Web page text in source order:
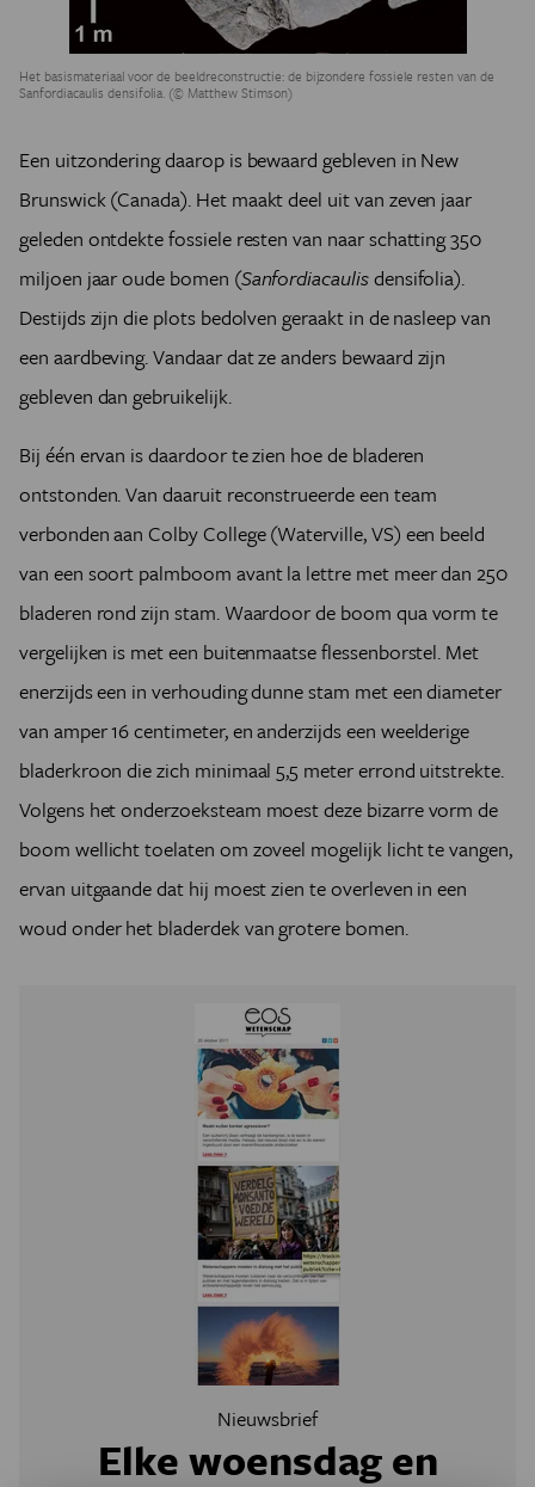
Het basismateriaal voor de beeldreconstructie: de bijzondere fossiele resten van de
Sanfordiacaulis densifolia. (© Matthew Stimson)
Een uitzondering daarop is bewaard gebleven in New
Brunswick (Canada). Het maakt deel uit van zeven jaar
geleden ontdekte fossiele resten van naar schatting 350
miljoen jaar oude bomen (Sanfordiacaulisdensifolia).
Destijds zijn die plots bedolven geraakt in de nasleep van
een aardbeving. Vandaar dat ze anders bewaard zijn
gebleven dan gebruikelijk.
Bij één ervan is daardoor te zien hoe de bladeren
ontstonden. Van daaruit reconstrueerde een team
verbonden aan Colby College (Waterville, VS) een beeld
van een soort palmboom avant la lettre met meer dan 250
bladeren rond zijn stam. Waardoor de boom qua vorm te
vergelijken is met een buitenmaatse flessenborstel. Met
enerzijds een in verhouding dunne stam met een diameter
van amper 16 centimeter, en anderzijds een weelderige
bladerkroon die zich minimaal 5,5 meter errond uitstrekte.
Volgens het onderzoeksteam moest deze bizarre vorm de
boom wellicht toelaten om zoveel mogelijk licht te vangen,
ervan uitgaande dat hij moest zien te overleven in een
woud onder het bladerdek van grotere bomen.
Nieuwsbrief
Elke woensdag en